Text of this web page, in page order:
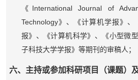
《 International Journal of
Technology》、《计算机学报》、
报》、《计算机科学》、《小型微
子科技大学学报》等期刊的审稿人；
六、主持或参加科研项目（课题）